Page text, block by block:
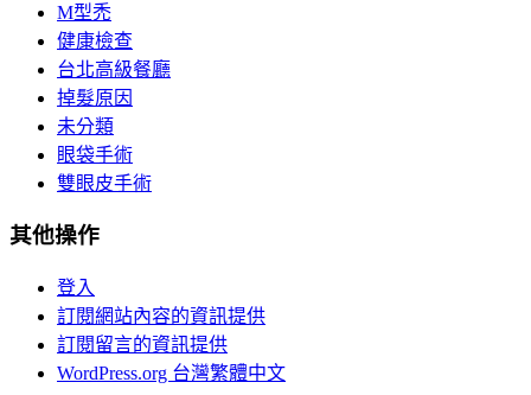
M型禿
健康檢查
台北高級餐廳
掉髮原因
未分類
眼袋手術
雙眼皮手術
其他操作
登入
訂閱網站內容的資訊提供
訂閱留言的資訊提供
WordPress.org 台灣繁體中文